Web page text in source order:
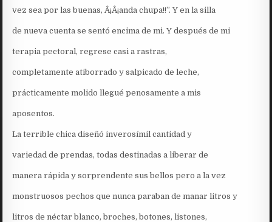
vez sea por las buenas, Â¡Â¡anda chupa!!”. Y en la silla
de nueva cuenta se sentó encima de mi. Y después de mi
terapia pectoral, regrese casi a rastras,
completamente atiborrado y salpicado de leche,
prácticamente molido llegué penosamente a mis
aposentos.
La terrible chica diseñó inverosímil cantidad y
variedad de prendas, todas destinadas a liberar de
manera rápida y sorprendente sus bellos pero a la vez
monstruosos pechos que nunca paraban de manar litros y
litros de néctar blanco, broches, botones, listones,